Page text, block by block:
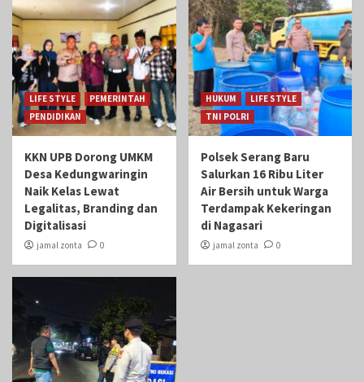
LIFE STYLE
PEMERINTAH
PENDIDIKAN
KKN UPB Dorong UMKM
Desa Kedungwaringin
Naik Kelas Lewat
Legalitas, Branding dan
Digitalisasi
jamal zonta 0
HUKUM
LIFE STYLE
TNI POLRI
Polsek Serang Baru
Salurkan 16 Ribu Liter
Air Bersih untuk Warga
Terdampak Kekeringan
di Nagasari
jamal zonta 0